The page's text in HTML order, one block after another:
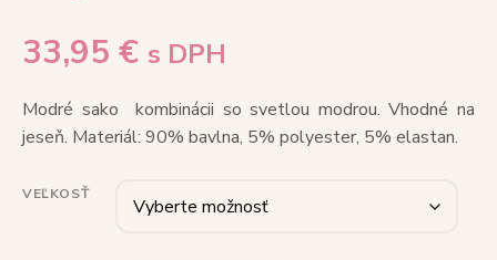
33,95 € s DPH
Modré sako kombinácii so svetlou modrou. Vhodné na
jeseň. Materiál: 90% bavlna, 5% polyester, 5% elastan.
VEĽKOSŤ